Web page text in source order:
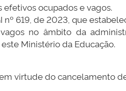
efetivos ocupados e vagos.
619, de 2023, que
no âmbito da
Ministério da Educação.
virtude do cancelamento